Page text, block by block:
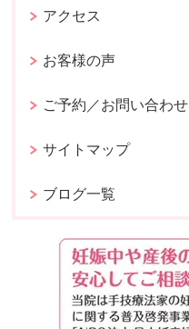
アクセス
お客様の声
ご予約／お問い合わせ
サイトマップ
ブログ一覧